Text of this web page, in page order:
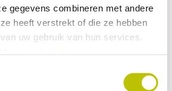
gegevens combineren met andere
heeft verstrekt of die ze hebben
uw gebruik van hun services.
9,95